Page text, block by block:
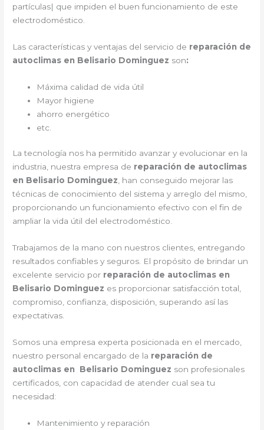
partículas| que impiden el buen funcionamiento de este
electrodoméstico.
Las características y ventajas del servicio de reparación de
autoclimas en Belisario Dominguez son:
Máxima calidad de vida útil
Mayor higiene
ahorro energético
etc.
La tecnología nos ha permitido avanzar y evolucionar en la
industria, nuestra empresa de reparación de autoclimas
en Belisario Dominguez, han conseguido mejorar las
técnicas de conocimiento del sistema y arreglo del mismo,
proporcionando un funcionamiento efectivo con el fin de
ampliar la vida útil del electrodoméstico.
Trabajamos de la mano con nuestros clientes, entregando
resultados confiables y seguros. El propósito de brindar un
excelente servicio por reparación de autoclimas en
Belisario Dominguez es proporcionar satisfacción total,
compromiso, confianza, disposición, superando así las
expectativas.
Somos una empresa experta posicionada en el mercado,
nuestro personal encargado de la reparación de
autoclimas en Belisario Dominguez son profesionales
certificados, con capacidad de atender cual sea tu
necesidad:
Mantenimiento y reparación